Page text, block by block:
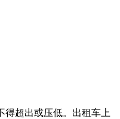
得超出或压低。出租车上